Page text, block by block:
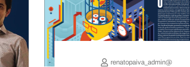
renatopaiva_admin@